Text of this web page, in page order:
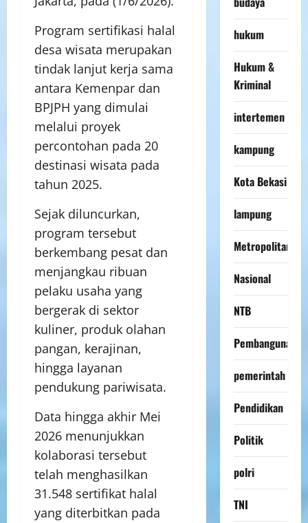
Program sertifikasi halal
desa wisata merupakan
tindak lanjut kerja sama
antara Kemenpar dan
BPJPH yang dimulai
melalui proyek
percontohan pada 20
destinasi wisata pada
tahun 2025.
Sejak diluncurkan,
program tersebut
berkembang pesat dan
menjangkau ribuan
pelaku usaha yang
bergerak di sektor
kuliner, produk olahan
pangan, kerajinan,
hingga layanan
pendukung pariwisata.
Data hingga akhir Mei
2026 menunjukkan
kolaborasi tersebut
telah menghasilkan
31.548 sertifikat halal
yang diterbitkan pada
hukum
Hukum &
Kriminal
intertemen
kampung
Kota Bekasi
lampung
Metropolitan
Nasional
NTB
Pembangunan
pemerintah
Pendidikan
Politik
polri
TNI